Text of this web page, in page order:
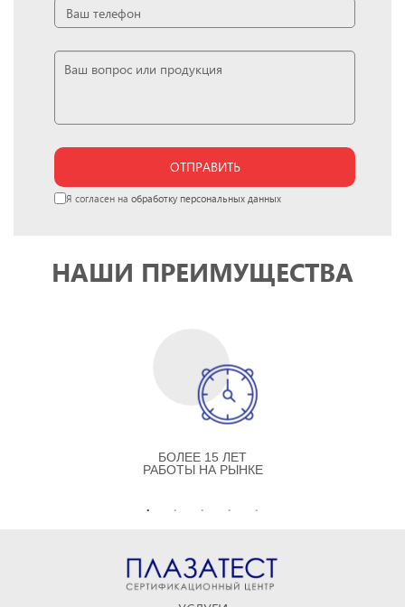
ОТПРАВИТЬ
Я согласен на обработку персональных данных
НАШИ ПРЕИМУЩЕСТВА
БОЛЕЕ 15 ЛЕТ
РАБОТЫ НА РЫНКЕ